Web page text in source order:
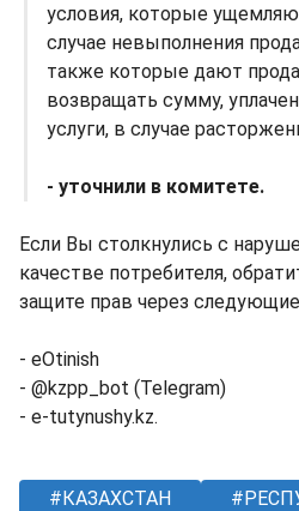
условия, которые
случае невыполнения
также которые дают
возвращать сумму,
услуги, в случае
- уточнили в комитете.
Если Вы столкнулись с
качестве потребителя,
защите прав через
- eOtinish
- @kzpp_bot (Telegram)
- e-tutynushy.kz.
КАЗАХСТАН